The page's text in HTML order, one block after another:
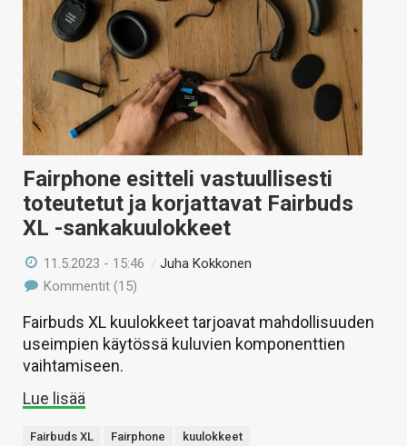
Fairphone esitteli vastuullisesti
toteutetut ja korjattavat Fairbuds
XL -sankakuulokkeet
11.5.2023 - 15:46 /Juha Kokkonen
Kommentit (15)
Fairbuds XL kuulokkeet tarjoavat mahdollisuuden
useimpien käytössä kuluvien komponenttien
vaihtamiseen.
Lue lisää
Fairbuds XL Fairphone kuulokkeet